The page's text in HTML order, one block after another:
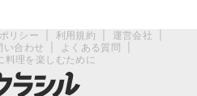
リシー 利用規約 運営会社
い合わせ
よくある質問
料理を楽しむために